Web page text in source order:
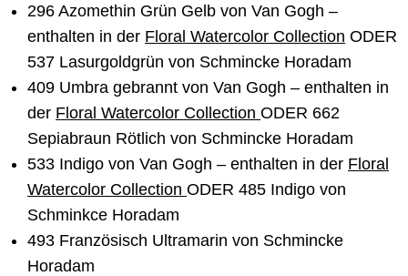
296 Azomethin Grün Gelb von Van Gogh –
enthalten in der Floral Watercolor Collection ODER
537 Lasurgoldgrün von Schmincke Horadam
409 Umbra gebrannt von Van Gogh – enthalten in
der Floral Watercolor Collection ODER 662
Sepiabraun Rötlich von Schmincke Horadam
533 Indigo von Van Gogh – enthalten in der Floral
Watercolor Collection ODER 485 Indigo von
Schminkce Horadam
493 Französisch Ultramarin von Schmincke
Horadam